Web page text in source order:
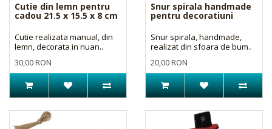
Cutie din lemn pentru
cadou 21.5 x 15.5 x 8 cm
Cutie realizata manual, din
lemn, decorata in nuan..
30,00 RON
Snur spirala handmade
pentru decoratiuni
Snur spirala, handmade,
realizat din sfoara de bum..
20,00 RON